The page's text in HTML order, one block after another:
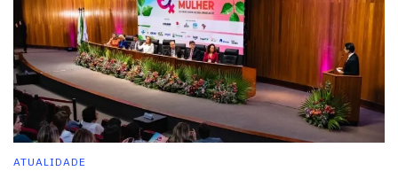
temporárias para a Black Friday e o Natal
Tags: ACM Neto Bruno Reis destaque Salvador
ATUALIDADE